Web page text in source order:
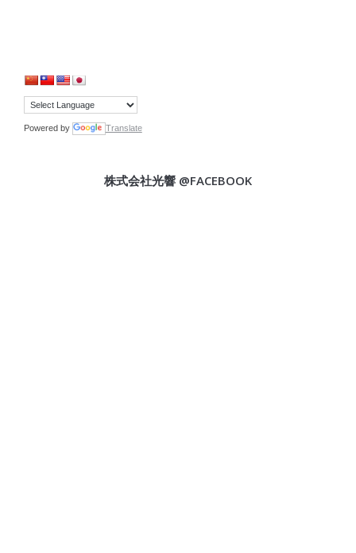
Powered by Translate
株式会社光響 @FACEBOOK